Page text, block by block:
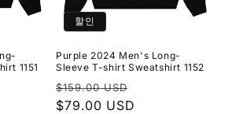
1151
할인
Purple 2024 Men's Long-
Sleeve T-shirt Sweatshirt 1152
정
가
$159.00 USD
$79.00 USD